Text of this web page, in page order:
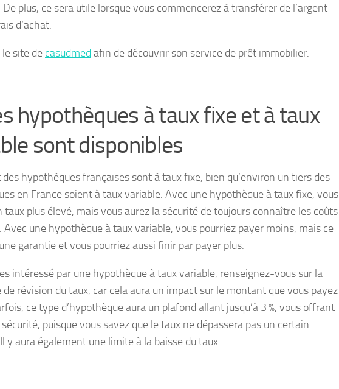
De plus, ce sera utile lorsque vous commencerez à transférer de l’argent
d’achat.
site de casudmed afin de découvrir son service de prêt immobilier.
hypothèques à taux fixe et à taux
sont disponibles
des hypothèques françaises sont à taux fixe, bien qu’environ un tiers des
en France soient à taux variable. Avec une hypothèque à taux fixe, vous
taux plus élevé, mais vous aurez la sécurité de toujours connaître les coûts
Avec une hypothèque à taux variable, vous pourriez payer moins, mais ce
garantie et vous pourriez aussi finir par payer plus.
intéressé par une hypothèque à taux variable, renseignez-vous sur la
révision du taux, car cela aura un impact sur le montant que vous payez
ce type d’hypothèque aura un plafond allant jusqu’à 3 %, vous offrant
puisque vous savez que le taux ne dépassera pas un certain
y aura également une limite à la baisse du taux.